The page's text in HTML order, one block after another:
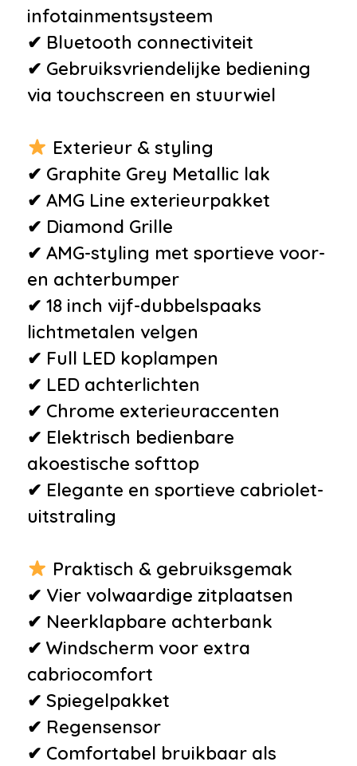
•Full-LED koplampen
•Intelligent Light System
•Smartphone integratie
•URBAN GUARD Anti-
•Accukoeling
•Airco automatisch
•Centrale vergrendeling met
afstandsbediening
•Kunstlederen/stof bekleding
•Lendesteun(en) verstelbaar
•Niet in gerookt
•Roetfilter
•Schakelpaddles
•Stuur multifunctioneel
•Stuur nappaleder
•Zomerbanden
infotainmentsysteem
✔ Bluetooth connectiviteit
✔ Gebruiksvriendelijke bediening
via touchscreen en stuurwiel
Exterieur & styling
✔ Graphite Grey Metallic lak
✔ AMG Line exterieurpakket
✔ Diamond Grille
✔ AMG-styling met sportieve voor-
en achterbumper
✔ 18 inch vijf-dubbelspaaks
lichtmetalen velgen
✔ Full LED koplampen
✔ LED achterlichten
✔ Chrome exterieuraccenten
✔ Elektrisch bedienbare
akoestische softtop
✔ Elegante en sportieve cabriolet-
uitstraling
Praktisch & gebruiksgemak
✔ Vier volwaardige zitplaatsen
✔ Neerklapbare achterbank
✔ Windscherm voor extra
cabriocomfort
✔ Spiegelpakket
✔ Regensensor
✔ Comfortabel bruikbaar als